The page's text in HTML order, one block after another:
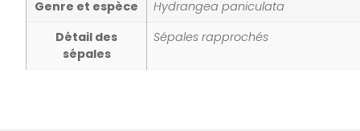
Genre et espèce
Hydrangea paniculata
Détail des
sépales
Sépales rapprochés